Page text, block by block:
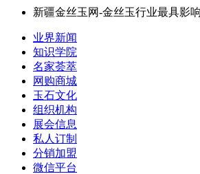
新疆金丝玉网-金丝玉行业最具影
业界新闻
知识学院
名家荟萃
网购商城
玉石文化
组织机构
展会信息
私人订制
分销加盟
微信平台